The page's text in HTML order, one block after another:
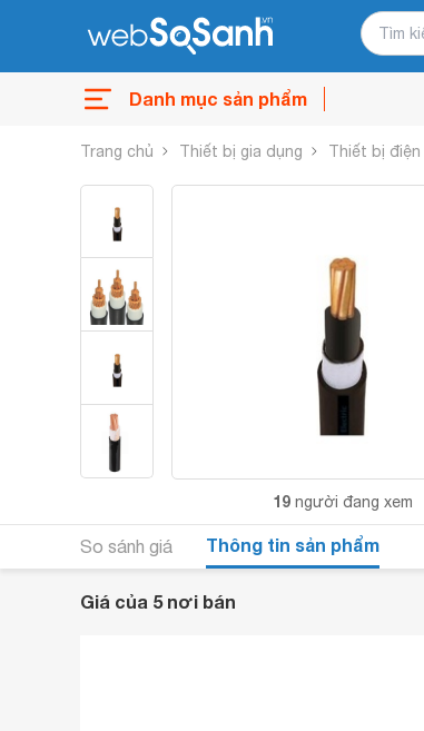
Danh mục sản phẩm
Trang chủ Thiết bị gia dụng Thiết bị điện
19 người đang xem
So sánh giá Thông tin sản phẩm
Giá của 5 nơi bán